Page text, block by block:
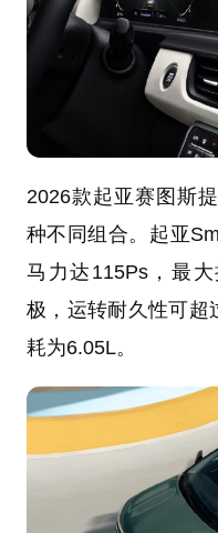
2026款起亚赛图斯
种不同组合。起亚
马力达115Ps，最
极，运转耐久性可超
耗为6.05L。